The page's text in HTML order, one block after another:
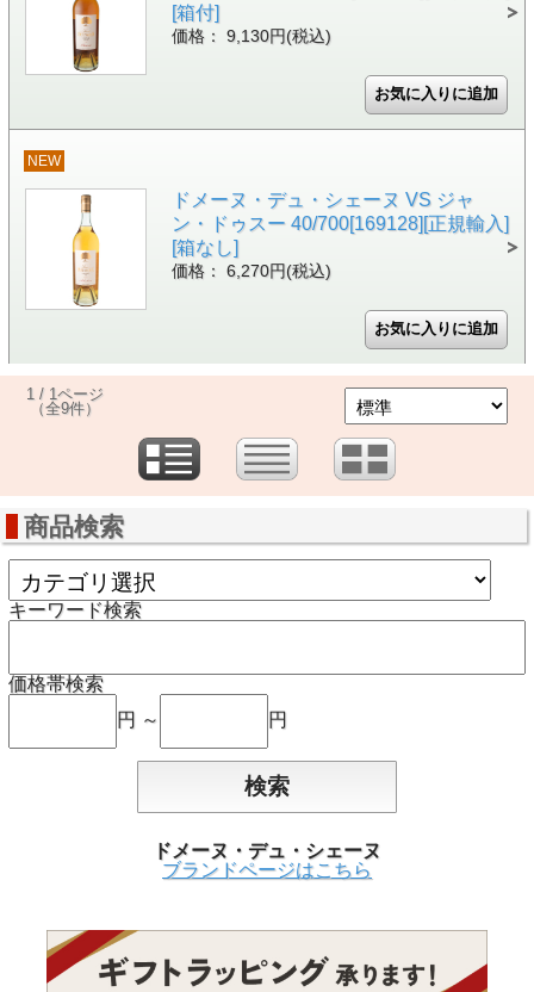
[箱付]
価格： 9,130円(税込)
NEW
ドメーヌ・デュ・シェーヌ VS ジャ
ン・ドゥスー 40/700[169128][正規輸入]
[箱なし]
価格： 6,270円(税込)
1 / 1ページ
（全9件）
商品検索
キーワード検索
価格帯検索
円 ～
円
ドメーヌ・デュ・シェーヌ
ブランドページはこちら